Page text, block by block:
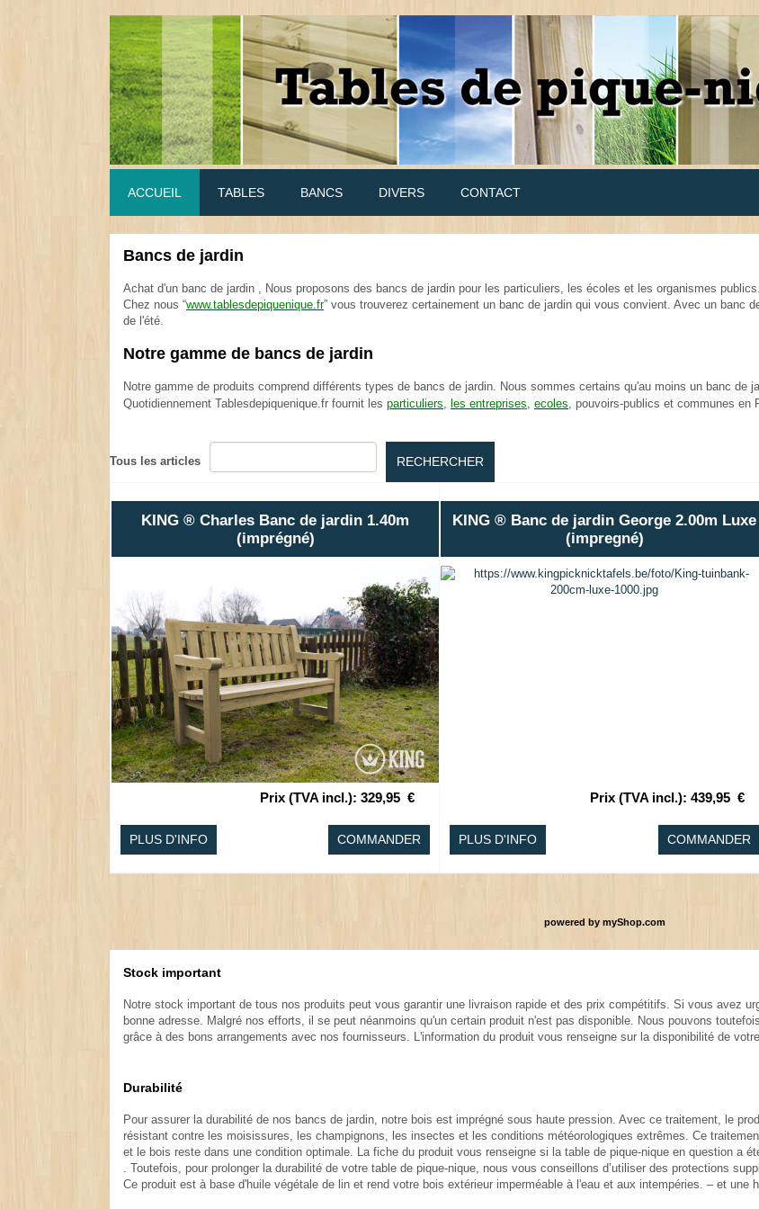
ACCUEIL TABLES BANCS DIVERS CONTACT
Bancs de jardin
Achat d'un banc de jardin , Nous proposons des bancs de jardin pour les particuliers, les écoles et les organismes publics.
Chez nous “www.tablesdepiquenique.fr” vous trouverez certainement un banc de jardin qui vous convient. Avec un banc
de l'été.
Notre gamme de bancs de jardin
Notre gamme de produits comprend différents types de bancs de jardin. Nous sommes certains qu'au moins un banc de
Quotidiennement Tablesdepiquenique.fr fournit les particuliers, les entreprises, ecoles, pouvoirs-publics et communes en
Tous les articles RECHERCHER
KING ® Charles Banc de jardin 1.40m
(imprégné)
Prix (TVA incl.):329,95 €
PLUS D'INFO COMMANDER
KING ® Banc de jardin George 2.00m Luxe
(impregné)
Prix (TVA incl.): 439,95 €
PLUS D'INFO COMMANDER
powered by myShop.com
Stock important
Notre stock important de tous nos produits peut vous garantir une livraison rapide et des prix compétitifs. Si vous avez
bonne adresse. Malgré nos efforts, il se peut néanmoins qu'un certain produit n'est pas disponible. Nous pouvons
grâce à des bons arrangements avec nos fournisseurs. L'information du produit vous renseigne sur la disponibilité de
Durabilité
Pour assurer la durabilité de nos bancs de jardin, notre bois est imprégné sous haute pression. Avec ce traitement, le
résistant contre les moisissures, les champignons, les insectes et les conditions météorologiques extrêmes. Ce
et le bois reste dans une condition optimale. La fiche du produit vous renseigne si la table de pique-nique en question a
. Toutefois, pour prolonger la durabilité de votre table de pique-nique, nous vous conseillons d’utiliser des protections
Ce produit est à base d'huile végétale de lin et rend votre bois extérieur imperméable à l'eau et aux intempéries. – et une